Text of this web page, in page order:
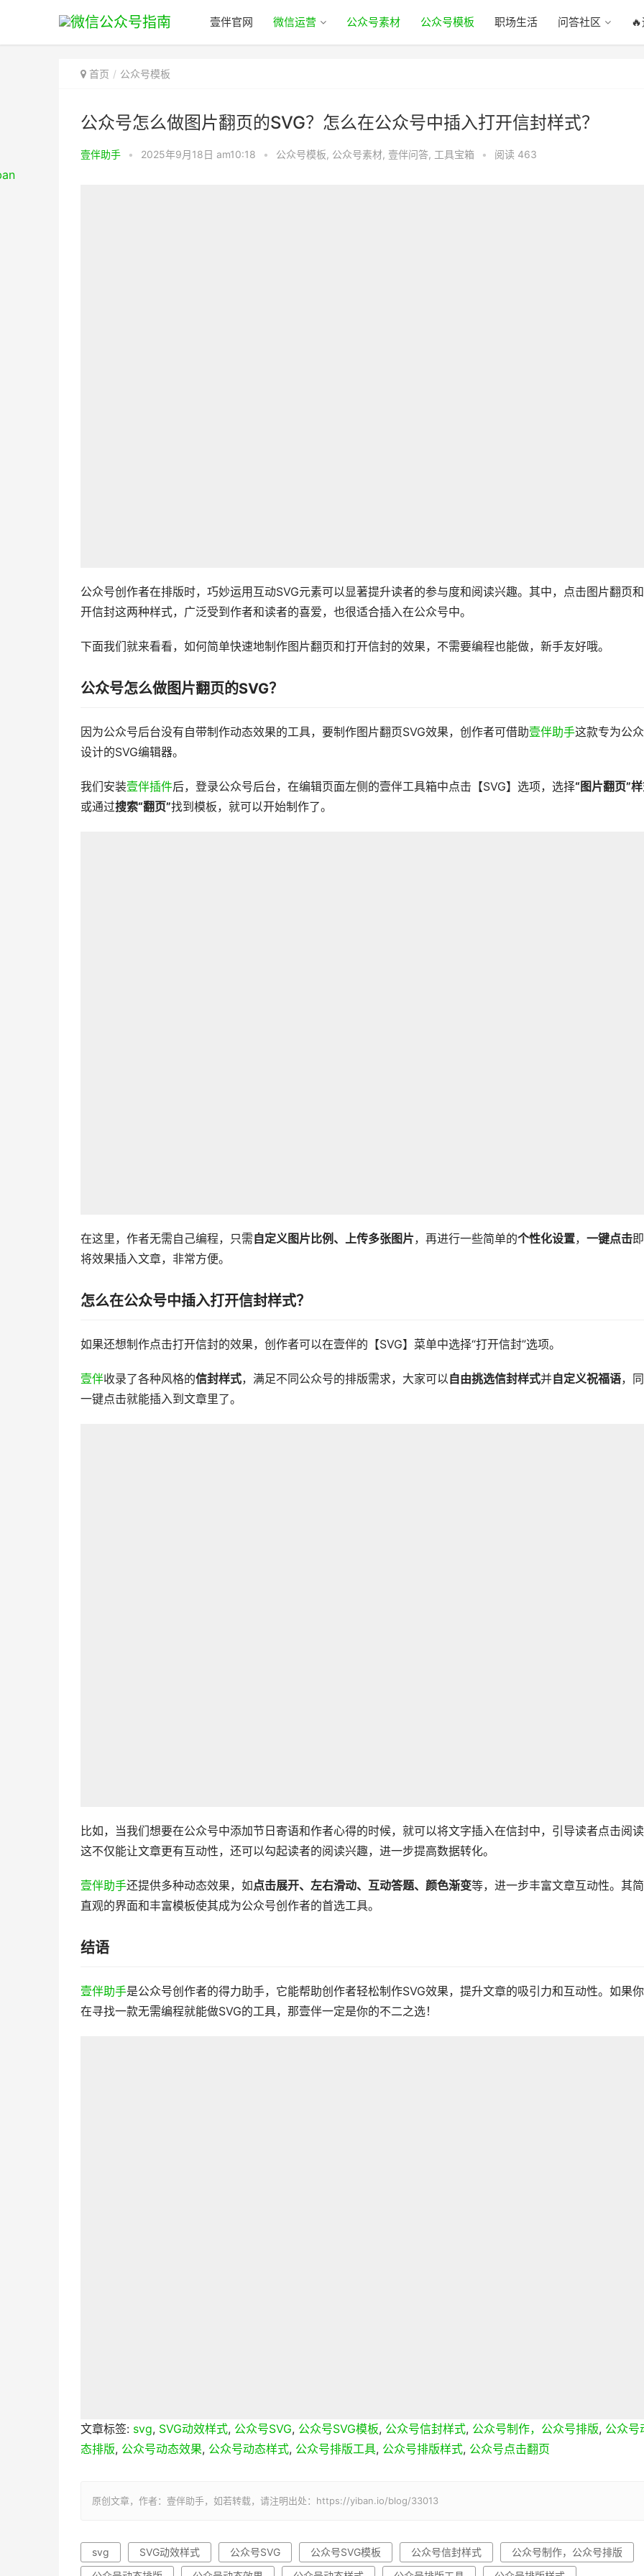
壹伴官网 微信运营 公众号素材 公众号模板 职场生活 问答社区
首页 公众号模板
公众号怎么做图片翻页的SVG？怎么在公众号中插入打开信封样式？
壹伴助手 • 2025年9月18日 am10:18 • 公众号模板, 公众号素材, 壹伴问答, 工具宝箱 • 阅读 463
公众号创作者在排版时，巧妙运用互动SVG元素可以显著提升读者的参与度和阅读兴趣。其中，点击图片翻页
开信封这两种样式，广泛受到作者和读者的喜爱，也很适合插入在公众号中。
下面我们就来看看，如何简单快速地制作图片翻页和打开信封的效果，不需要编程也能做，新手友好哦。
公众号怎么做图片翻页的SVG？
因为公众号后台没有自带制作动态效果的工具，要制作图片翻页SVG效果，创作者可借助壹伴助手这款专为公
设计的SVG编辑器。
我们安装壹伴插件后，登录公众号后台，在编辑页面左侧的壹伴工具箱中点击【SVG】选项，选择“图片翻页”
或通过搜索“翻页”找到模板，就可以开始制作了。
在这里，作者无需自己编程，只需自定义图片比例、上传多张图片，再进行一些简单的个性化设置， 一键点击
将效果插入文章，非常方便。
怎么在公众号中插入打开信封样式？
如果还想制作点击打开信封的效果，创作者可以在壹伴的【SVG】菜单中选择“打开信封”选项。
壹伴收录了各种风格的信封样式，满足不同公众号的排版需求，大家可以自由挑选信封样式并自定义祝福语，
一键点击就能插入到文章里了。
比如，当我们想要在公众号中添加节日寄语和作者心得的时候，就可以将文字插入在信封中，引导读者点击阅
这不仅能让文章更有互动性，还可以勾起读者的阅读兴趣，进一步提高数据转化。
壹伴助手还提供多种动态效果，如点击展开、左右滑动、互动答题、颜色渐变等，进一步丰富文章互动性。其
直观的界面和丰富模板使其成为公众号创作者的首选工具。
结语
壹伴助手是公众号创作者的得力助手，它能帮助创作者轻松制作SVG效果，提升文章的吸引力和互动性。如果
在寻找一款无需编程就能做SVG的工具，那壹伴一定是你的不二之选！
文章标签: svg, SVG动效样式, 公众号SVG, 公众号SVG模板, 公众号信封样式, 公众号制作，公众号排版, 公众号
态排版, 公众号动态效果, 公众号动态样式, 公众号排版工具, 公众号排版样式, 公众号点击翻页
原创文章，作者：壹伴助手，如若转载，请注明出处：https://yiban.io/blog/33013
svg SVG动效样式 公众号SVG 公众号SVG模板 公众号信封样式
公众号制作，公众号排版